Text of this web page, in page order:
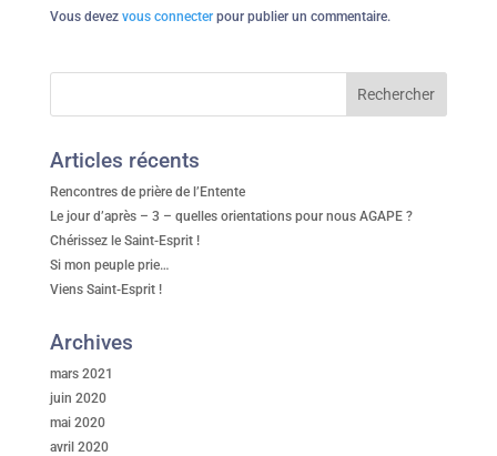
Vous devez vous connecterpour publier un commentaire.
Articles récents
Rencontres de prière de l’Entente
Le jour d’après – 3 – quelles orientations pour nous AGAPE ?
Chérissez le Saint-Esprit !
Si mon peuple prie…
Viens Saint-Esprit !
Archives
mars 2021
juin 2020
mai 2020
avril 2020